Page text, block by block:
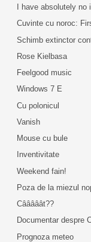
I have absolutely
Cuvinte cu noroc:
Schimb extinctor
Rose Kielbasa
Feelgood music
Windows 7 E
Cu polonicul
Vanish
Mouse cu bule
Inventivitate
Weekend fain!
Poza de la miezul
Cââââât??
Documentar despre
Prognoza meteo